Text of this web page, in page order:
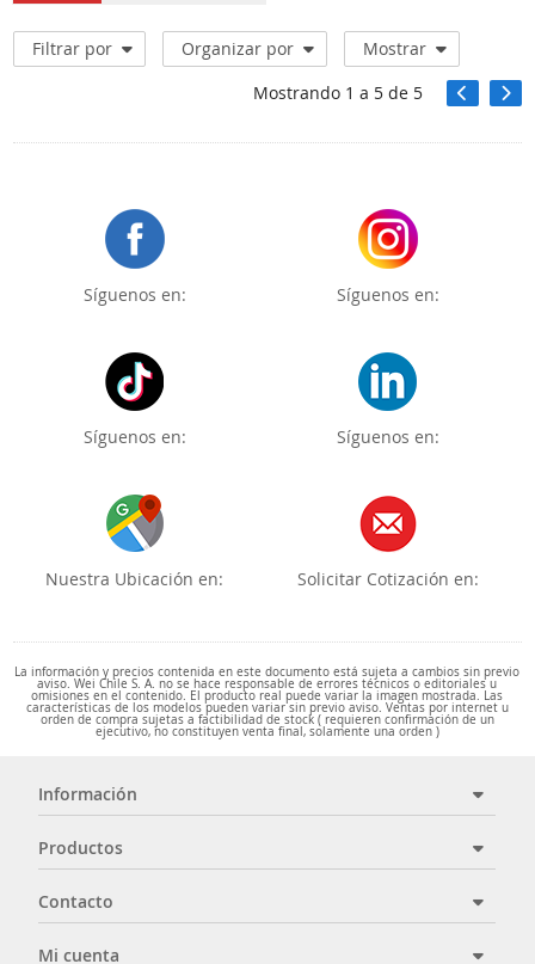
Filtrar por Organizar por
Mostrar
Mostrando 1 a 5de 5
Síguenos en: Síguenos en:
Síguenos en: Síguenos en:
Nuestra Ubicación en: Solicitar Cotización en:
La información y precios contenida en este documento está sujeta a cambios sin previo
aviso. Wei Chile S. A. no se hace responsable de errores técnicos o editoriales u
omisiones en el contenido. El producto real puede variar la imagen mostrada. Las
características de los modelos pueden variar sin previo aviso. Ventas por internet u
orden de compra sujetas a factibilidad de stock ( requieren confirmación de un
ejecutivo, no constituyen venta final, solamente una orden )
Información
Productos
Contacto
Mi cuenta